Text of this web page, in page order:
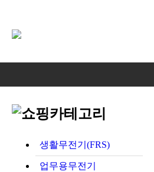
생활무전기(FRS)
업무용무전기